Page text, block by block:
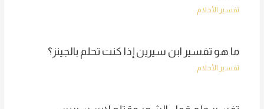
تفسير الأحلام
ما هو تفسير ابن سيرين إذا كنت تحلم بالجينز؟
تفسير الأحلام